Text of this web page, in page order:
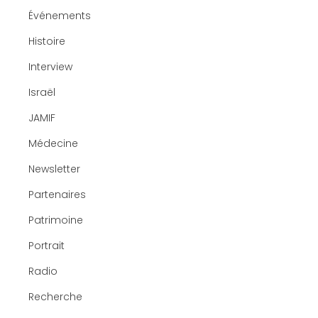
Événements
Histoire
Interview
Israël
JAMIF
Médecine
Newsletter
Partenaires
Patrimoine
Portrait
Radio
Recherche